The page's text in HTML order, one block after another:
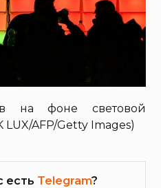
на фоне световой
LUX/AFP/Getty Images)
есть Telegram?